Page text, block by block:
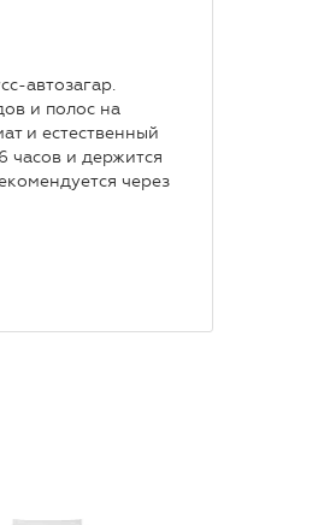
автозагар.
и полос на
и естественный
часов и держится
через